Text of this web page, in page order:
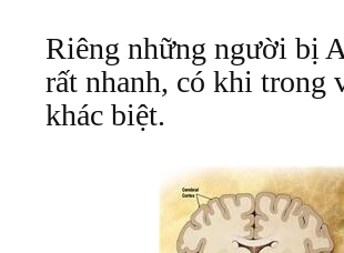
Riêng những người bị
rất nhanh, có khi trong
khác biệt.